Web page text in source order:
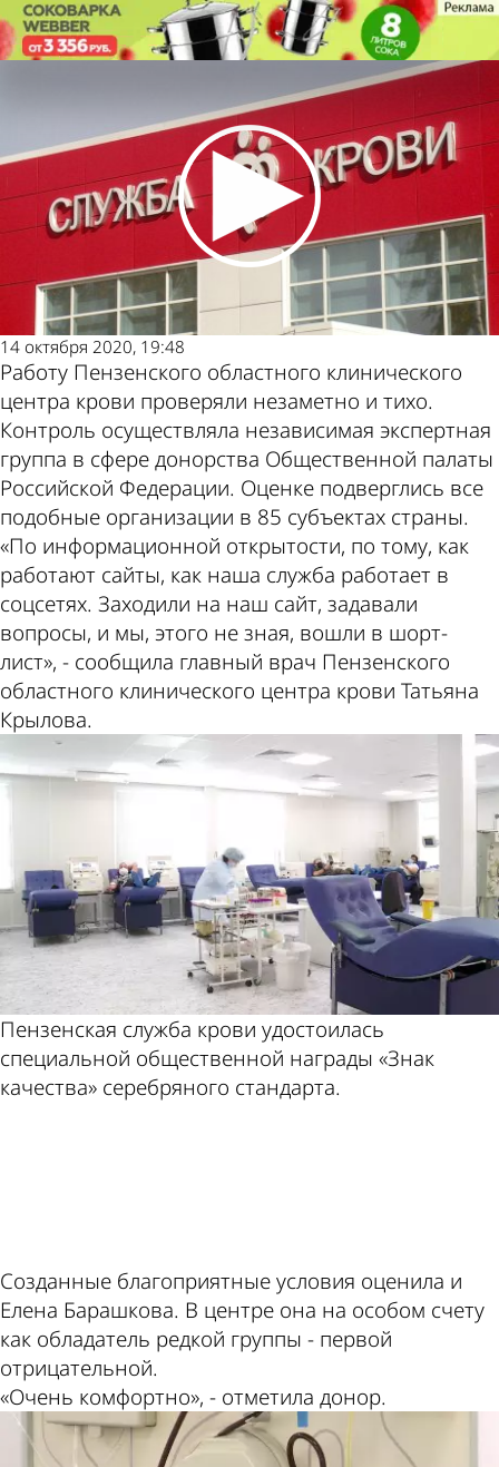
Пензенскую службу крови
наградили после проверки
Общество
14 октября 2020, 19:48
Работу Пензенского областного клинического
центра крови проверяли незаметно и тихо.
Контроль осуществляла независимая экспертная
группа в сфере донорства Общественной палаты
Российской Федерации. Оценке подверглись все
подобные организации в 85 субъектах страны.
«По информационной открытости, по тому, как
работают сайты, как наша служба работает в
соцсетях. Заходили на наш сайт, задавали
вопросы, и мы, этого не зная, вошли в шорт-
лист», - сообщила главный врач Пензенского
областного клинического центра крови Татьяна
Крылова.
Пензенская служба крови удостоилась
специальной общественной награды «Знак
качества» серебряного стандарта.
Созданные благоприятные условия оценила и
Елена Барашкова. В центре она на особом счету
как обладатель редкой группы - первой
отрицательной.
«Очень комфортно», - отметила донор.
Пензенскую службу крови
наградили после проверки
Другие
новости по
теме
Погода и
курсы
валют в
Пензе